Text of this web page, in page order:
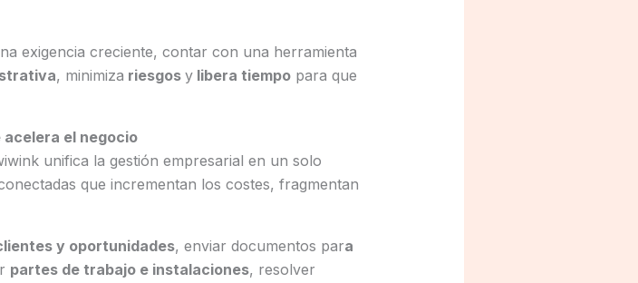
exigencia creciente, contar con una herramienta
, minimiza riesgos ylibera tiempopara que
acelera el negocio
unifica la gestión empresarial en un solo
que incrementan los costes, fragmentan
y oportunidades, enviar documentos para
partes de trabajo e instalaciones, resolver